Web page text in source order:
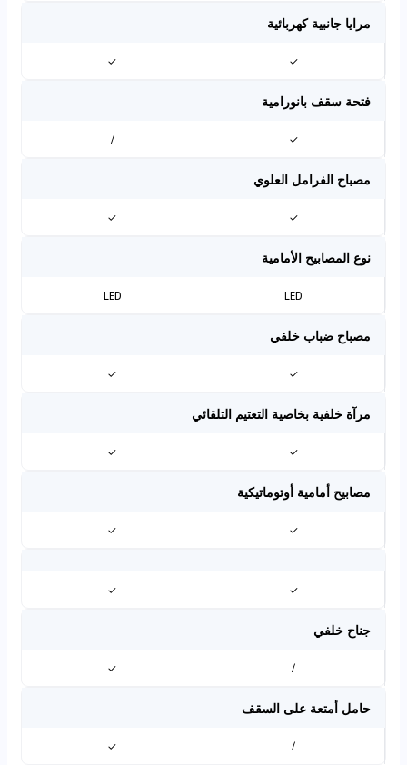
مرايا جانبية كهربائية
✓
✓
فتحة سقف بانورامية
✓
/
مصباح الفرامل العلوي
✓
✓
نوع المصابيح الأمامية
LED
LED
مصباح ضباب خلفي
✓
✓
مرآة خلفية بخاصية التعتيم التلقائي
✓
✓
مصابيح أمامية أوتوماتيكية
✓
✓
✓
✓
جناح خلفي
/
✓
حامل أمتعة على السقف
/
✓